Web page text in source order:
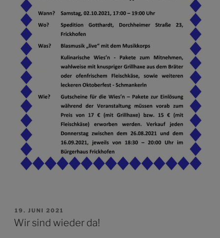
VERÖFFENTLICHT
AM
19. JUNI 2021
Wir sind wieder da!